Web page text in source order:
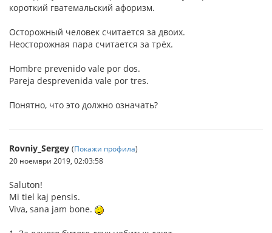
короткий гватемальский афоризм.
Осторожный человек считается за двоих.
Неосторожная пара считается за трёх.
Hombre prevenido vale por dos.
Pareja desprevenida vale por tres.
Понятно, что это должно означать?
Rovniy_Sergey (Покажи профила)
20 ноември 2019, 02:03:58
Saluton!
Mi tiel kaj pensis.
Viva, sana jam bone.